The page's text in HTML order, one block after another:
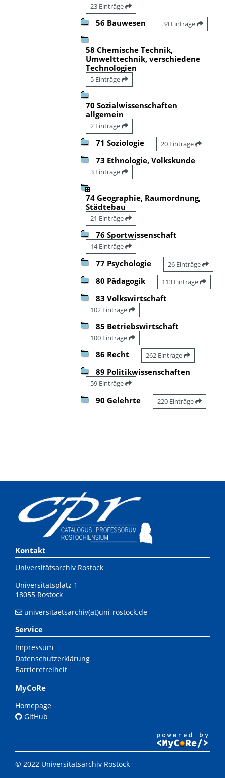
23 Einträge
56 Bauwesen 34 Einträge
58 Chemische Technik,
Umwelttechnik, verschiedene
Technologien
5 Einträge
70 Sozialwissenschaften
allgemein
2 Einträge
71 Soziologie 20 Einträge
73 Ethnologie, Volkskunde
3 Einträge
74 Geographie, Raumordnung,
Städtebau
21 Einträge
76 Sportwissenschaft
14 Einträge
77 Psychologie 26 Einträge
80 Pädagogik 113 Einträge
83 Volkswirtschaft
102 Einträge
85 Betriebswirtschaft
100 Einträge
86 Recht 262 Einträge
89 Politikwissenschaften
59 Einträge
90 Gelehrte 220 Einträge
Kontakt
Universitätsarchiv Rostock
Universitätsplatz 1
18055 Rostock
universitaetsarchiv(at)uni-rostock.de
Service
Impressum
Datenschutzerklärung
Barrierefreiheit
MyCoRe
Homepage
GitHub
© 2022 Universitätsarchiv Rostock